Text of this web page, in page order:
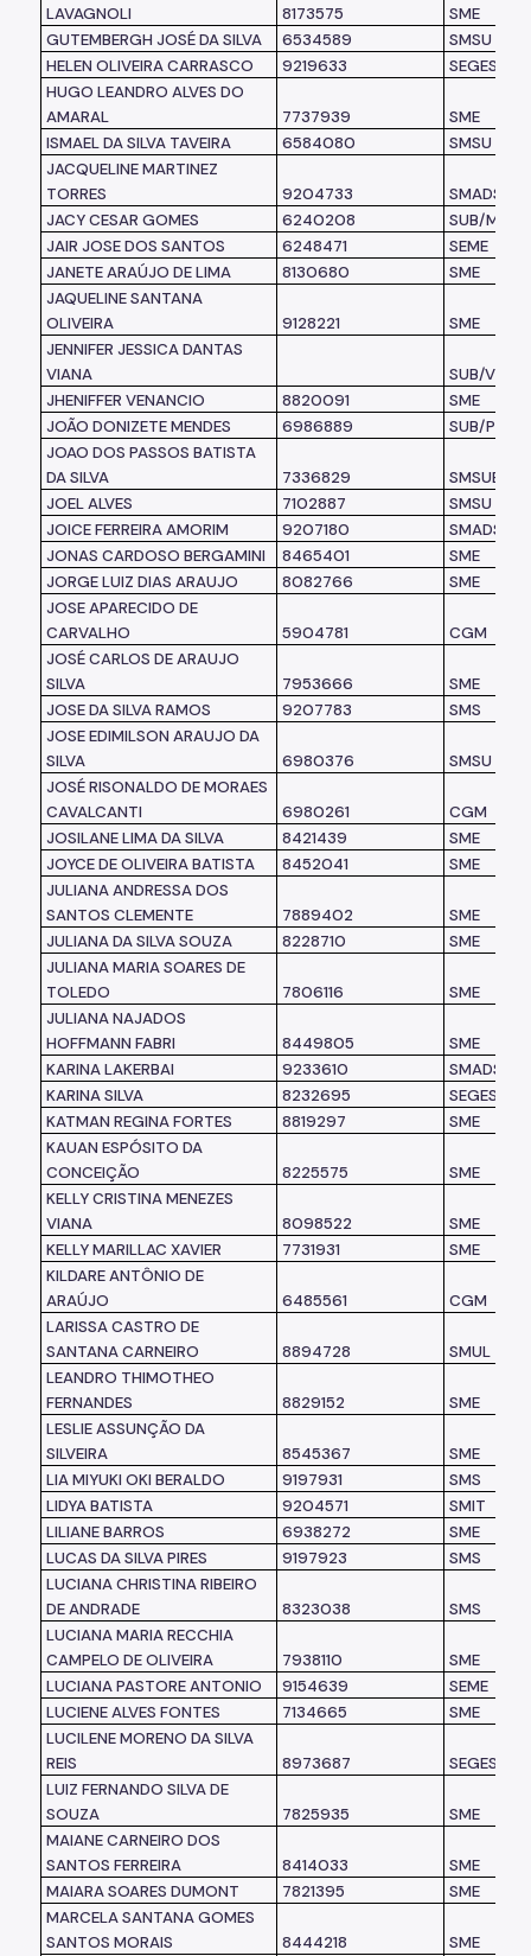
LAVAGNOLI
8173575
SME
GUTEMBERGH JOSÉ DA SILVA
6534589
SMSU
HELEN OLIVEIRA CARRASCO
9219633
SEGES
HUGO LEANDRO ALVES DO
AMARAL
7737939
SME
ISMAEL DA SILVA TAVEIRA
6584080
SMSU
JACQUELINE MARTINEZ
TORRES
9204733
SMADS
JACY CESAR GOMES
6240208
SUB/MO
JAIR JOSE DOS SANTOS
6248471
SEME
JANETE ARAÚJO DE LIMA
8130680
SME
JAQUELINE SANTANA
OLIVEIRA
9128221
SME
JENNIFER JESSICA DANTAS
VIANA
SUB/VP
JHENIFFER VENANCIO
8820091
SME
JOÃO DONIZETE MENDES
6986889
SUB/PR
JOAO DOS PASSOS BATISTA
DA SILVA
7336829
SMSUB
JOEL ALVES
7102887
SMSU
JOICE FERREIRA AMORIM
9207180
SMADS
JONAS CARDOSO BERGAMINI
8465401
SME
JORGE LUIZ DIAS ARAUJO
8082766
SME
JOSE APARECIDO DE
CARVALHO
5904781
CGM
JOSÉ CARLOS DE ARAUJO
SILVA
7953666
SME
JOSE DA SILVA RAMOS
9207783
SMS
JOSE EDIMILSON ARAUJO DA
SILVA
6980376
SMSU
JOSÉ RISONALDO DE MORAES
CAVALCANTI
6980261
CGM
JOSILANE LIMA DA SILVA
8421439
SME
JOYCE DE OLIVEIRA BATISTA
8452041
SME
JULIANA ANDRESSA DOS
SANTOS CLEMENTE
7889402
SME
JULIANA DA SILVA SOUZA
8228710
SME
JULIANA MARIA SOARES DE
TOLEDO
7806116
SME
JULIANA NAJADOS
HOFFMANN FABRI
8449805
SME
KARINA LAKERBAI
9233610
SMADS
KARINA SILVA
8232695
SEGES
KATMAN REGINA FORTES
8819297
SME
KAUAN ESPÓSITO DA
CONCEIÇÃO
8225575
SME
KELLY CRISTINA MENEZES
VIANA
8098522
SME
KELLY MARILLAC XAVIER
7731931
SME
KILDARE ANTÔNIO DE
ARAÚJO
6485561
CGM
LARISSA CASTRO DE
SANTANA CARNEIRO
8894728
SMUL
LEANDRO THIMOTHEO
FERNANDES
8829152
SME
LESLIE ASSUNÇÃO DA
SILVEIRA
8545367
SME
LIA MIYUKI OKI BERALDO
9197931
SMS
LIDYA BATISTA
9204571
SMIT
LILIANE BARROS
6938272
SME
LUCAS DA SILVA PIRES
9197923
SMS
LUCIANA CHRISTINA RIBEIRO
DE ANDRADE
8323038
SMS
LUCIANA MARIA RECCHIA
CAMPELO DE OLIVEIRA
7938110
SME
LUCIANA PASTORE ANTONIO
9154639
SEME
LUCIENE ALVES FONTES
7134665
SME
LUCILENE MORENO DA SILVA
REIS
8973687
SEGES
LUIZ FERNANDO SILVA DE
SOUZA
7825935
SME
MAIANE CARNEIRO DOS
SANTOS FERREIRA
8414033
SME
MAIARA SOARES DUMONT
7821395
SME
MARCELA SANTANA GOMES
SANTOS MORAIS
8444218 SME